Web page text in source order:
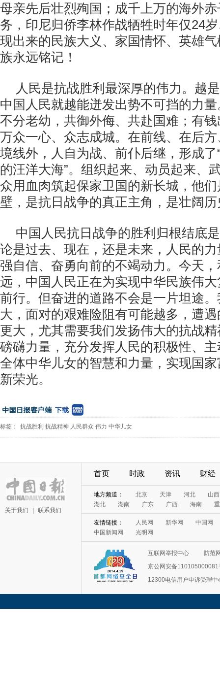
母亲先后壮烈殉国；成千上万的海外
务，印尼归侨李林作战牺牲时年仅24
现出来的民族大义、家国情怀、英雄
族永远铭记！
人民是抗战胜利最深厚的伟力。越
中国人民就越能迸发出势不可挡的力
不分老幼，共御外侮、共赴国难；有
万众一心、众志成城。在前线、在后
境线外，人自为战、前仆后继，形成
的汪洋大海”。组织起来、动员起来、
众用血肉筑起保家卫国的新长城，他
壁，是抗日战争的真正主角，是壮阔
中国人民抗日战争的胜利归根结底
论是过去、现在，还是未来，人民的
强自信、奋勇向前的不竭动力。今天
远，中国人民正在为实现中华民族伟
前行。但奋进的道路不会是一片坦途
大，面对的艰难险阻有可能越多，遭
更大，尤其需要我们发扬伟大的抗战
磅礴力量，充分发挥人民的积极性、
全体中华儿女的智慧和力量，实现国
新荣光。
标签： 抗战胜利 抗战精神 人民群众 伟力 中华儿女
关于我们 联系我们
首页 时政 资讯 财经
地方频道： 北京 天津 河北
山西
湖北
湖南 广东 广西 海南
友情链接： 人民网 新华网
中国网
中国新闻网
光明网
互联网举报中心
防范
京公网安备110105000081
12300电信用户申诉受理中